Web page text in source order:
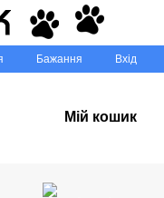
Бажання Вхід
Мій кошик